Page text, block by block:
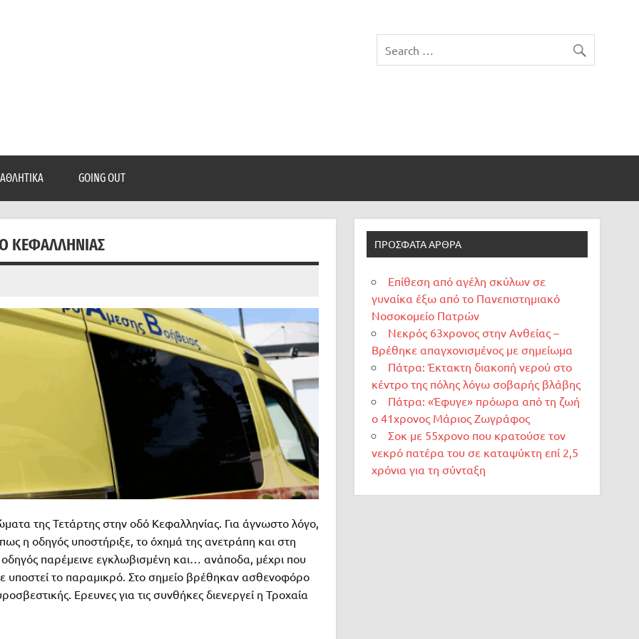
ΑΘΛΗΤΙΚΆ GOING OUT
ΚΕΦΑΛΛΗΝΊΑΣ
της Τετάρτης στην οδό Κεφαλληνίας. Για άγνωστο λόγο,
η οδηγός υποστήριξε, το όχημά της ανετράπη και στη
παρέμεινε εγκλωβισμένη και… ανάποδα, μέχρι που
υποστεί το παραμικρό. Στο σημείο βρέθηκαν ασθενοφόρο
Ερευνες για τις συνθήκες διενεργεί η Τροχαία
ΠΡΌΣΦΑΤΑ ΆΡΘΡΑ
Επίθεση από αγέλη σκύλων σε
γυναίκα έξω από το Πανεπιστημιακό
Νοσοκομείο Πατρών
Νεκρός 63χρονος στην Ανθείας –
Βρέθηκε απαγχονισμένος με σημείωμα
Πάτρα: Έκτακτη διακοπή νερού στο
κέντρο της πόλης λόγω σοβαρής βλάβης
Πάτρα: «Έφυγε» πρόωρα από τη ζωή
ο 41χρονος Μάριος Ζωγράφος
Σοκ με 55χρονο που κρατούσε τον
νεκρό πατέρα του σε καταψύκτη επί 2,5
χρόνια για τη σύνταξη